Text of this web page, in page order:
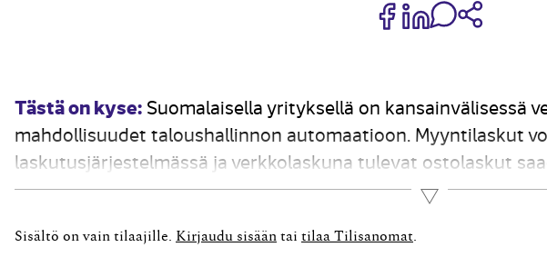
Jaa Share on Facebook
Jaa Share on
Jaa WhatsApp-
Tästä on kyse: Suomalaisella yrityksellä on kansainvälisessä
mahdollisuudet taloushallinnon automaatioon. Myyntilaskut
laskutusjärjestelmässä ja verkkolaskuna tulevat ostolaskut
ostolaskujen kierrätykseen oletustiliöintien kohteeksi.
saadaan tiedostona verottajalle. Mutta ne...
Lue lisää
Sisältö on vain tilaajille. Kirjaudu sisään tai tilaa Tilisanomat